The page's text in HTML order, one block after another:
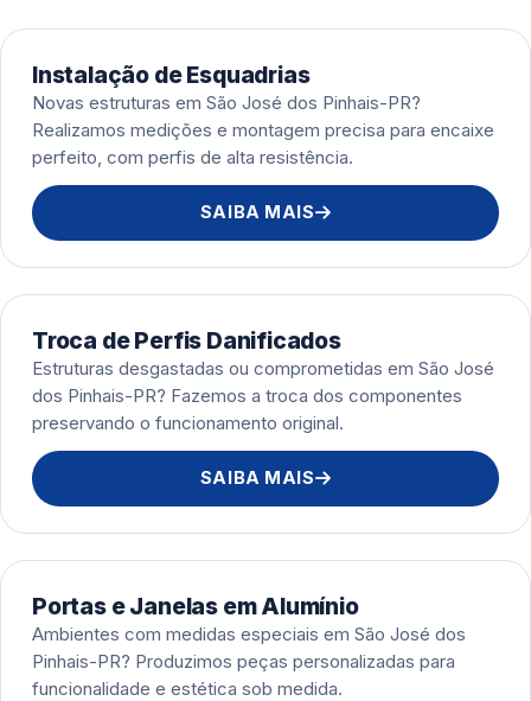
Instalação de Esquadrias
Novas estruturas em São José dos Pinhais-PR?
Realizamos medições e montagem precisa para encaixe
perfeito, com perfis de alta resistência.
SAIBA MAIS
Troca de Perfis Danificados
Estruturas desgastadas ou comprometidas em São José
dos Pinhais-PR? Fazemos a troca dos componentes
preservando o funcionamento original.
SAIBA MAIS
Portas e Janelas em Alumínio
Ambientes com medidas especiais em São José dos
Pinhais-PR? Produzimos peças personalizadas para
funcionalidade e estética sob medida.